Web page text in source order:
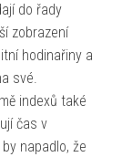
do řady
zobrazení
hodinařiny a
své.
indexů také
čas v
napadlo, že